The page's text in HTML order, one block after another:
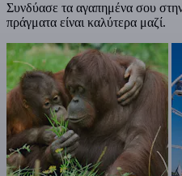
Συνδύασε τα αγαπημένα σου
πράγματα είναι καλύτερα μαζί.